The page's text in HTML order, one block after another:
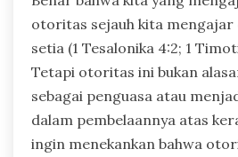
otoritas sejauh kita mengajar
setia (1 Tesalonika 4:2; 1
Tetapi otoritas ini bukan
sebagai penguasa atau
dalam pembelaannya atas
ingin menekankan bahwa